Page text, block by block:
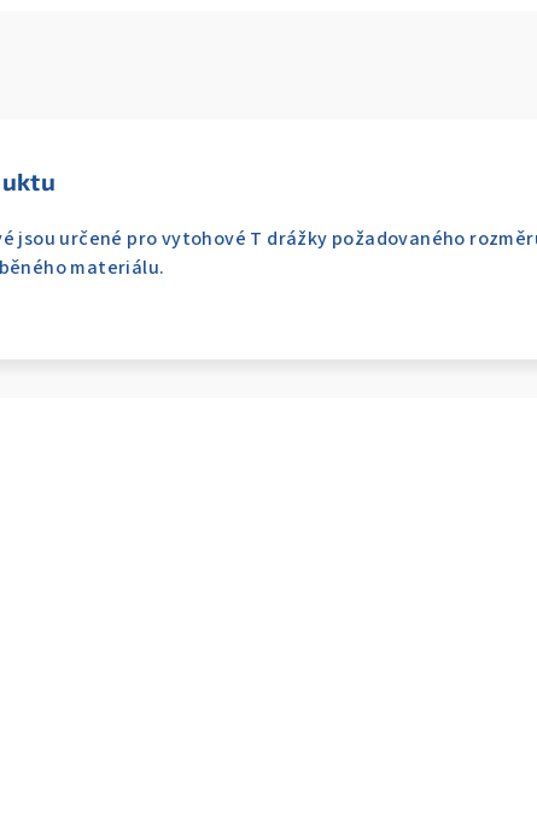
jsou určené pro vytohové T drážky požadovaného
materiálu.